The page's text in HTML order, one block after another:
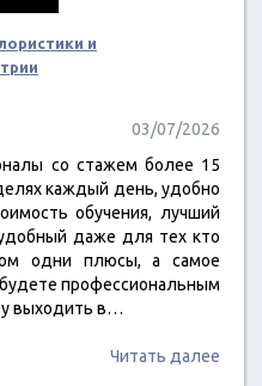
и
03/07/2026
со стажем более 15
каждый день, удобно
обучения, лучший
даже для тех кто
одни плюсы, а самое
профессиональным
выходить в…
Читать далее